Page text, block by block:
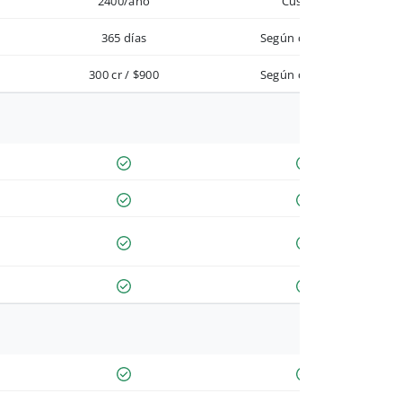
365 días Según contrato
300 cr / $900 Según contrato